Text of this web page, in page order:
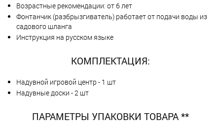
Возрастные рекомендации: от 6 лет
Фонтанчик (разбрызгиватель) работает от подачи воды из
садового шланга
Инструкция на русском языке
КОМПЛЕКТАЦИЯ:
Надувной игровой центр - 1 шт
Надувные доски - 2 шт
ПАРАМЕТРЫ УПАКОВКИ ТОВАРА **